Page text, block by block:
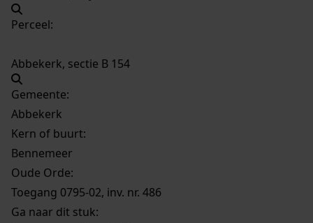
Perceel:
Abbekerk, sectie B 154
Gemeente:
Abbekerk
Kern of buurt:
Bennemeer
Oude Orde:
Toegang 0795-02, inv. nr. 486
Ga naar dit stuk: